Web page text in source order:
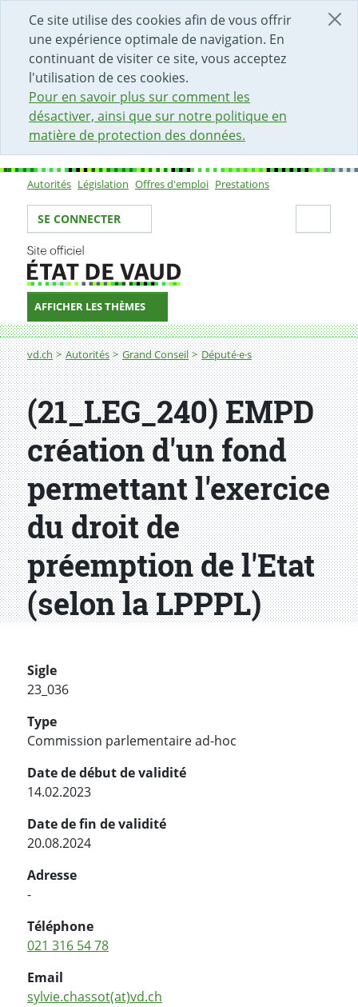
Ce site utilise des cookies afin de vous offrir
une expérience optimale de navigation. En
continuant de visiter ce site, vous acceptez
l'utilisation de ces cookies.
Pour en savoir plus sur comment les
désactiver, ainsi que sur notre politique en
matière de protection des données.
DÉBUT DU CONTENU DE LA PAGE
ACCÈS AU CHAMP DE RECHERCHE
PAGE D'ACCUEIL
FORMULAIRE DE CONTACT
Sous-navigation
Autorités Législation Offres d'emploi Prestations
Votre identité
SE CONNECTER
AFFICHER LES THÈMES
Fil d'Ariane
vd.ch Autorités Grand Conseil Député·e·s
(21_LEG_240) EMPD
création d'un fond
permettant l'exercice
du droit de
préemption de l'Etat
(selon la LPPPL)
Sigle
23_036
Type
Commission parlementaire ad-hoc
Date de début de validité
14.02.2023
Date de fin de validité
20.08.2024
Adresse
-
Téléphone
021 316 54 78
Email
sylvie.chassot(at)vd.ch